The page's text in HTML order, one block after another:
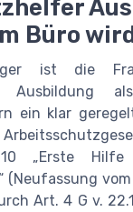
Büro
ist die
Ausbildung
ein klar
„Erste
(Neufassung
Art. 4 G v.